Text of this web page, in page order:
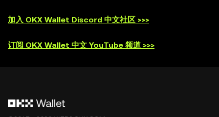
加入 OKX Wallet Discord 中文社区 >>>
订阅 OKX Wallet 中文 YouTube 频道 >>>